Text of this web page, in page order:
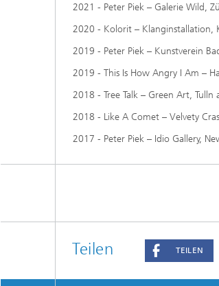
2021 - Peter Piek – Galerie Wild,
2020 - Kolorit – Klanginstallation,
2019 - Peter Piek – Kunstverein
2019 - This Is How Angry I Am –
2018 - Tree Talk – Green Art, Tulln
2018 - Like A Comet – Velvety
2017 - Peter Piek – Idio Gallery,
Teilen TEILEN